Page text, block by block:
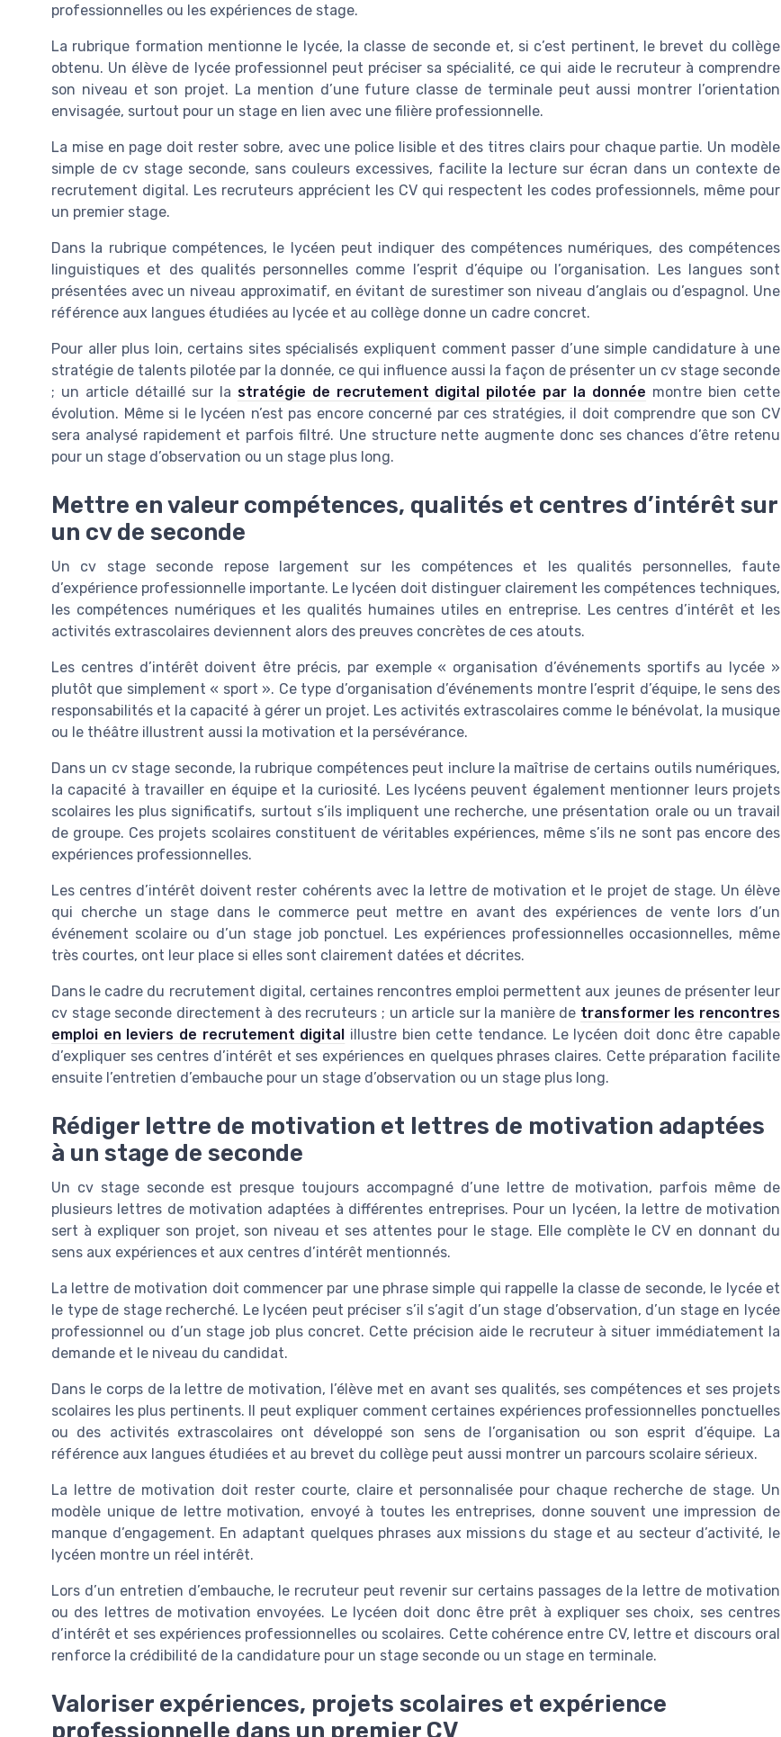
professionnelles ou les expériences de stage.
La rubrique formation mentionne le lycée, la classe de seconde et, si c’est pertinent, le brevet du collège
obtenu. Un élève de lycée professionnel peut préciser sa spécialité, ce qui aide le recruteur à comprendre
son niveau et son projet. La mention d’une future classe de terminale peut aussi montrer l’orientation
envisagée, surtout pour un stage en lien avec une filière professionnelle.
La mise en page doit rester sobre, avec une police lisible et des titres clairs pour chaque partie. Un modèle
simple de cv stage seconde, sans couleurs excessives, facilite la lecture sur écran dans un contexte de
recrutement digital. Les recruteurs apprécient les CV qui respectent les codes professionnels, même pour
un premier stage.
Dans la rubrique compétences, le lycéen peut indiquer des compétences numériques, des compétences
linguistiques et des qualités personnelles comme l’esprit d’équipe ou l’organisation. Les langues sont
présentées avec un niveau approximatif, en évitant de surestimer son niveau d’anglais ou d’espagnol. Une
référence aux langues étudiées au lycée et au collège donne un cadre concret.
Pour aller plus loin, certains sites spécialisés expliquent comment passer d’une simple candidature à une
stratégie de talents pilotée par la donnée, ce qui influence aussi la façon de présenter un cv stage seconde
; un article détaillé sur la stratégie de recrutement digital pilotée par la donnée montre bien cette
évolution. Même si le lycéen n’est pas encore concerné par ces stratégies, il doit comprendre que son CV
sera analysé rapidement et parfois filtré. Une structure nette augmente donc ses chances d’être retenu
pour un stage d’observation ou un stage plus long.
Mettre en valeur compétences, qualités et centres d’intérêt sur
un cv de seconde
Un cv stage seconde repose largement sur les compétences et les qualités personnelles, faute
d’expérience professionnelle importante. Le lycéen doit distinguer clairement les compétences techniques,
les compétences numériques et les qualités humaines utiles en entreprise. Les centres d’intérêt et les
activités extrascolaires deviennent alors des preuves concrètes de ces atouts.
Les centres d’intérêt doivent être précis, par exemple « organisation d’événements sportifs au lycée »
plutôt que simplement « sport ». Ce type d’organisation d’événements montre l’esprit d’équipe, le sens des
responsabilités et la capacité à gérer un projet. Les activités extrascolaires comme le bénévolat, la musique
ou le théâtre illustrent aussi la motivation et la persévérance.
Dans un cv stage seconde, la rubrique compétences peut inclure la maîtrise de certains outils numériques,
la capacité à travailler en équipe et la curiosité. Les lycéens peuvent également mentionner leurs projets
scolaires les plus significatifs, surtout s’ils impliquent une recherche, une présentation orale ou un travail
de groupe. Ces projets scolaires constituent de véritables expériences, même s’ils ne sont pas encore des
expériences professionnelles.
Les centres d’intérêt doivent rester cohérents avec la lettre de motivation et le projet de stage. Un élève
qui cherche un stage dans le commerce peut mettre en avant des expériences de vente lors d’un
événement scolaire ou d’un stage job ponctuel. Les expériences professionnelles occasionnelles, même
très courtes, ont leur place si elles sont clairement datées et décrites.
Dans le cadre du recrutement digital, certaines rencontres emploi permettent aux jeunes de présenter leur
cv stage seconde directement à des recruteurs ; un article sur la manière de transformer les rencontres
emploi en leviers de recrutement digital illustre bien cette tendance. Le lycéen doit donc être capable
d’expliquer ses centres d’intérêt et ses expériences en quelques phrases claires. Cette préparation facilite
ensuite l’entretien d’embauche pour un stage d’observation ou un stage plus long.
Rédiger lettre de motivation et lettres de motivation adaptées
à un stage de seconde
Un cv stage seconde est presque toujours accompagné d’une lettre de motivation, parfois même de
plusieurs lettres de motivation adaptées à différentes entreprises. Pour un lycéen, la lettre de motivation
sert à expliquer son projet, son niveau et ses attentes pour le stage. Elle complète le CV en donnant du
sens aux expériences et aux centres d’intérêt mentionnés.
La lettre de motivation doit commencer par une phrase simple qui rappelle la classe de seconde, le lycée et
le type de stage recherché. Le lycéen peut préciser s’il s’agit d’un stage d’observation, d’un stage en lycée
professionnel ou d’un stage job plus concret. Cette précision aide le recruteur à situer immédiatement la
demande et le niveau du candidat.
Dans le corps de la lettre de motivation, l’élève met en avant ses qualités, ses compétences et ses projets
scolaires les plus pertinents. Il peut expliquer comment certaines expériences professionnelles ponctuelles
ou des activités extrascolaires ont développé son sens de l’organisation ou son esprit d’équipe. La
référence aux langues étudiées et au brevet du collège peut aussi montrer un parcours scolaire sérieux.
La lettre de motivation doit rester courte, claire et personnalisée pour chaque recherche de stage. Un
modèle unique de lettre motivation, envoyé à toutes les entreprises, donne souvent une impression de
manque d’engagement. En adaptant quelques phrases aux missions du stage et au secteur d’activité, le
lycéen montre un réel intérêt.
Lors d’un entretien d’embauche, le recruteur peut revenir sur certains passages de la lettre de motivation
ou des lettres de motivation envoyées. Le lycéen doit donc être prêt à expliquer ses choix, ses centres
d’intérêt et ses expériences professionnelles ou scolaires. Cette cohérence entre CV, lettre et discours oral
renforce la crédibilité de la candidature pour un stage seconde ou un stage en terminale.
Valoriser expériences, projets scolaires et expérience
professionnelle dans un premier CV